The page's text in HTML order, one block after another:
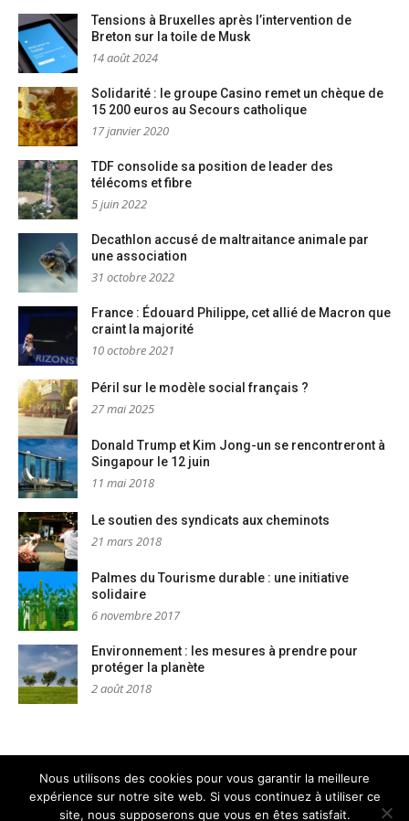
Tensions à Bruxelles après l’intervention de
Breton sur la toile de Musk
14 août 2024
Solidarité : le groupe Casino remet un chèque de
15 200 euros au Secours catholique
17 janvier 2020
TDF consolide sa position de leader des
télécoms et fibre
5 juin 2022
Decathlon accusé de maltraitance animale par
une association
31 octobre 2022
France : Édouard Philippe, cet allié de Macron que
craint la majorité
10 octobre 2021
Péril sur le modèle social français ?
27 mai 2025
Donald Trump et Kim Jong-un se rencontreront à
Singapour le 12 juin
11 mai 2018
Le soutien des syndicats aux cheminots
21 mars 2018
Palmes du Tourisme durable : une initiative
solidaire
6 novembre 2017
Environnement : les mesures à prendre pour
protéger la planète
2 août 2018
Mentions légales
Nous contacter
Nous utilisons des cookies pour vous garantir la meilleure
expérience sur notre site web. Si vous continuez à utiliser ce
site, nous supposerons que vous en êtes satisfait.